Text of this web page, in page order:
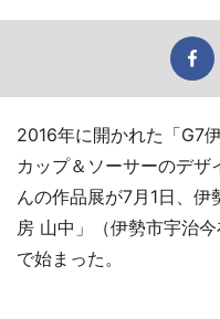
2016年に開かれた「G7
カップ＆ソーサーのデザ
んの作品展が7月1日、
房 山中」（伊勢市宇治
で始まった。